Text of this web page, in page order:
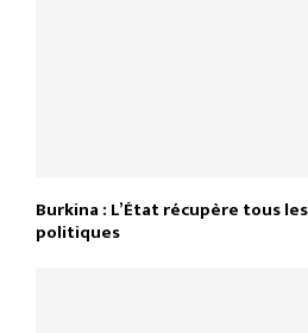
Burkina : L’État récupère tous
politiques